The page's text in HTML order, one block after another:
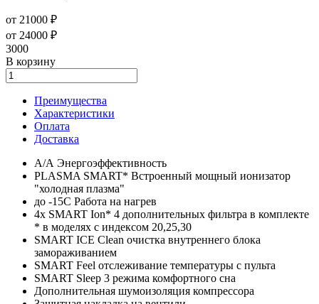
от 21000 ₽
от 24000 ₽
3000
В корзину
Преимущества
Характеристики
Оплата
Доставка
А/А Энергоэффективность
PLASMA SMART* Встроенный мощный ионизатор
"холодная плазма"
до -15С Работа на нагрев
4х SMART Ion* 4 дополнительных фильтра в комплекте
* в моделях с индексом 20,25,30
SMART ICE Clean очистка внутреннего блока
замораживанием
SMART Feel отслеживание температуры с пульта
SMART Sleep 3 режима комфортного сна
Дополнительная шумоизоляция компрессора